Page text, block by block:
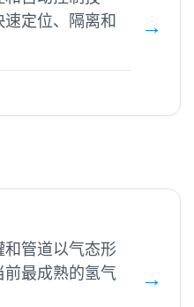
定位、隔离和
管道以气态形
前最成熟的氢气